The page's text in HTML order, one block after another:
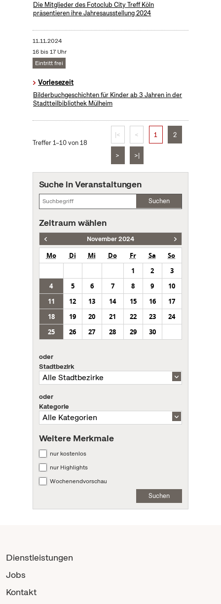
Die Mitglieder des Fotoclub City Treff Köln
präsentieren ihre Jahresausstellung 2024
11.11.2024
16 bis 17 Uhr
Eintritt frei
Vorlesezeit
Bilderbuchgeschichten für Kinder ab 3 Jahren in der
Stadtteilbibliothek Mülheim
Treffer 1–10 von 18
|< < 1 2
> >|
Suche in Veranstaltungen
Suchen
Zeitraum wählen
November 2024
Mo Di Mi Do Fr Sa
So
1
2
3
4
5 6 7 8 9
10
11
12 13 14 15 16
17
18
19 20 21 22 23
24
25
26 27 28 29 30
oder
Stadtbezirk
oder
Kategorie
Weitere Merkmale
nur kostenlos
nur Highlights
Wochenendvorschau
Suchen
Dienstleistungen
Jobs
Kontakt